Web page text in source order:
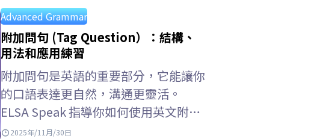
Advanced Grammar
附加問句 (Tag Question）：結構、
用法和應用練習
附加問句是英語的重要部分，它能讓你
的口語表達更自然，溝通更靈活。
ELSA Speak 指導你如何使用英文附加
問句，例如與 let’s、let us、had
2025年/11月/30日